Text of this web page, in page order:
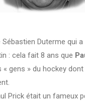
Sébastien Duterme qui
: cela fait 8 ans que
« gens » du hockey
Prick était un fameux